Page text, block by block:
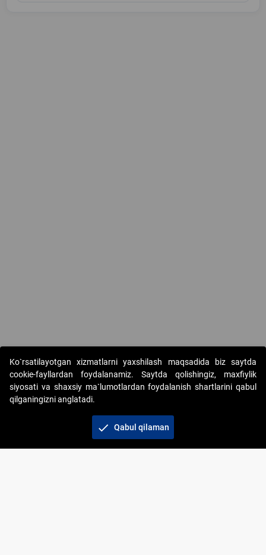
Copyright © 2017-2026. "Elektron onlayn-auksionlarni
tashkil etish" AJ. Barcha huquqlar himoyalangan
Ko`rsatilayotgan xizmatlarni yaxshilash maqsadida biz saytda
cookie-fayllardan foydalanamiz. Saytda qolishingiz, maxfiylik
siyosati va shaxsiy ma`lumotlardan foydalanish shartlarini qabul
qilganingizni anglatadi.
check Qabul qilaman